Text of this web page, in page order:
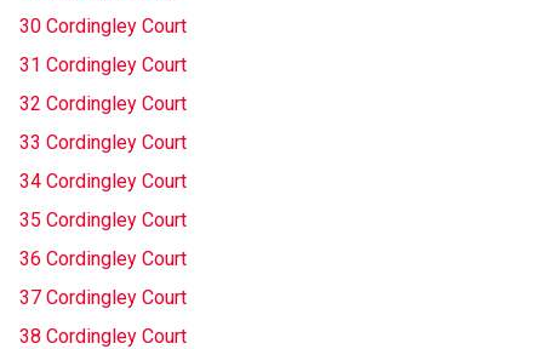
30 Cordingley Court
31 Cordingley Court
32 Cordingley Court
33 Cordingley Court
34 Cordingley Court
35 Cordingley Court
36 Cordingley Court
37 Cordingley Court
38 Cordingley Court